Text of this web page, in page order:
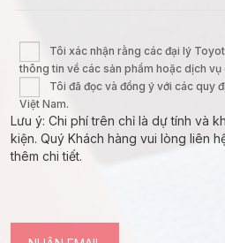
Tôi xác nhận rằng các đại lý
thông tin về các sản phẩm hoặc dịch vụ
Tôi đã đọc và đồng ý với các quy
Việt Nam.
Lưu ý: Chi phí trên chỉ là dự tính và
kiện. Quý Khách hàng vui lòng liên
thêm chi tiết.